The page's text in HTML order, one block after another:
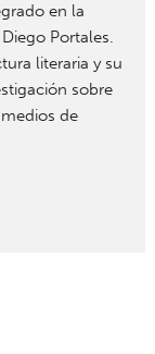
en la
Portales.
literaria y su
sobre
de